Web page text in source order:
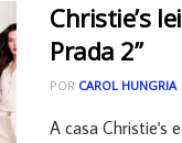
Christie’s
Prada 2”
POR CAROL HUNGRIA
A casa Christie's